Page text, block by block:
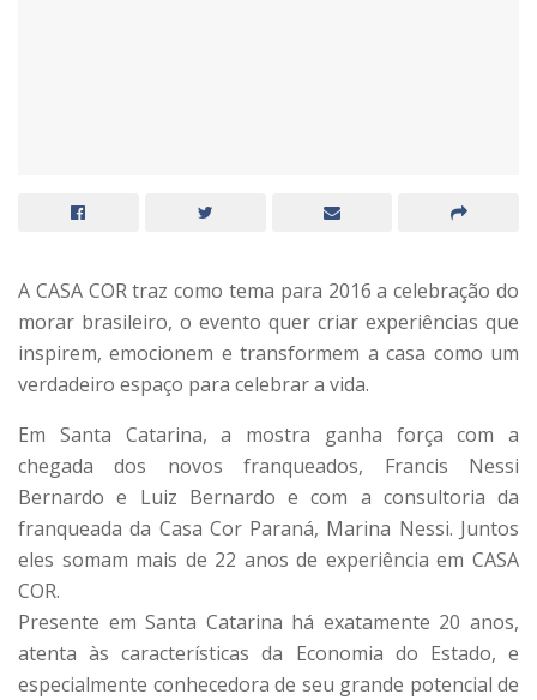
A CASA COR traz como tema para 2016 a celebração do
morar brasileiro, o evento quer criar experiências que
inspirem, emocionem e transformem a casa como um
verdadeiro espaço para celebrar a vida.
Em Santa Catarina, a mostra ganha força com a
chegada dos novos franqueados, Francis Nessi
Bernardo e Luiz Bernardo e com a consultoria da
franqueada da Casa Cor Paraná, Marina Nessi. Juntos
eles somam mais de 22 anos de experiência em CASA
COR.
Presente em Santa Catarina há exatamente 20 anos,
atenta às características da Economia do Estado, e
especialmente conhecedora de seu grande potencial de